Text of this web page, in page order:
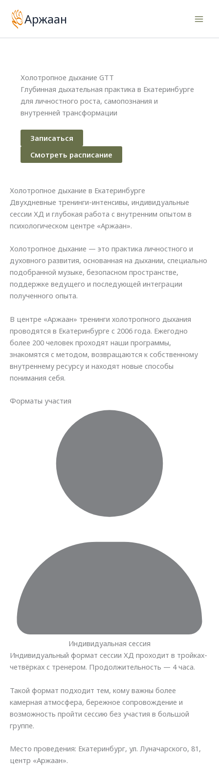
содержимому
Аржаан
Холотропное дыхание GTT
Глубинная дыхательная практика в Екатеринбурге
для личностного роста, самопознания и
внутренней трансформации
Записаться
Смотреть расписание
Холотропное дыхание в Екатеринбурге
Двухдневные тренинги-интенсивы, индивидуальные
сессии ХД и глубокая работа с внутренним опытом в
психологическом центре «Аржаан».
Холотропное дыхание — это практика личностного и
духовного развития, основанная на дыхании, специально
подобранной музыке, безопасном пространстве,
поддержке ведущего и последующей интеграции
полученного опыта.
В центре «Аржаан» тренинги холотропного дыхания
проводятся в Екатеринбурге с 2006 года. Ежегодно
более 200 человек проходят наши программы,
знакомятся с методом, возвращаются к собственному
внутреннему ресурсу и находят новые способы
понимания себя.
Форматы участия
Индивидуальная сессия
Индивидуальный формат сессии ХД проходит в тройках-
четвёрках с тренером. Продолжительность — 4 часа.
Такой формат подходит тем, кому важны более
камерная атмосфера, бережное сопровождение и
возможность пройти сессию без участия в большой
группе.
Место проведения: Екатеринбург, ул. Луначарского, 81,
центр «Аржаан».